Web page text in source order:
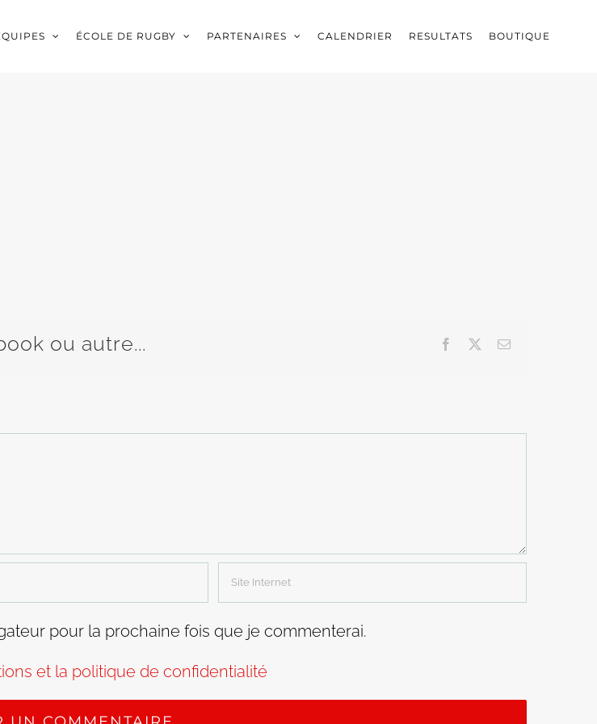
ÉCOLE DE RUGBY PARTENAIRES CALENDRIER RESULTATS BOUTIQUE
ou autre... Facebook Email
pour la prochaine fois que je commenterai.
et la politique de confidentialité